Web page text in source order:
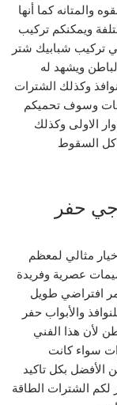
والمتانه كما أنها
ويمكنكم تركيب
تركيب شبابيك شتر
ويشهد له
وكذلك الشترات
وسوف تحميكم
الاولى وكذلك
السقوط
حفر
مثالي لمعظم
عصرية وفريدة
افتراضي طويل
والأبواب حفر
لأن هذا الفني
سواء كانت
الأفضل بكل تاكيد
لكم الشترات الطاقة